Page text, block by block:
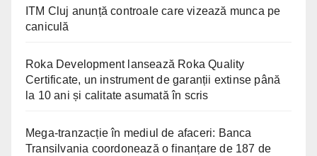
ITM Cluj anunță controale care vizează munca pe
caniculă
Roka Development lansează Roka Quality
Certificate, un instrument de garanții extinse până
la 10 ani și calitate asumată în scris
Mega-tranzacție în mediul de afaceri: Banca
Transilvania coordonează o finanțare de 187 de